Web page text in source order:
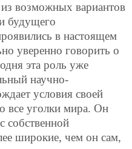
возможных вариантов
будущего
в настоящем
уверенно говорить о
эта роль уже
научно-
условия своей
все уголки мира. Он
собственной
широкие, чем он сам,